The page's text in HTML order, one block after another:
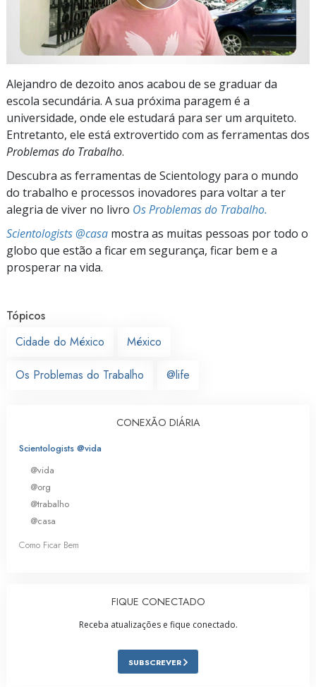
Alejandro de dezoito anos acabou de se graduar da
escola secundária. A sua próxima paragem é a
universidade, onde ele estudará para ser um arquiteto.
Entretanto, ele está extrovertido com as ferramentas dos
Problemas do Trabalho.
Descubra as ferramentas de Scientology para o mundo
do trabalho e processos inovadores para voltar a ter
alegria de viver no livro Os Problemas do Trabalho.
Scientologists @casa mostra as muitas pessoas por todo o
globo que estão a ficar em segurança, ficar bem e a
prosperar na vida.
Tópicos
Cidade do México
México
Os Problemas do Trabalho @life
CONEXÃO DIÁRIA
Scientologists @vida
@vida
@org
@trabalho
@casa
Como Ficar Bem
FIQUE CONECTADO
Receba atualizações e fique conectado.
SUBSCREVER